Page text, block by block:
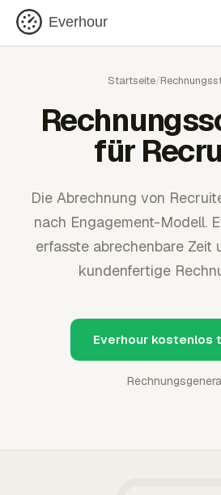
Everhour
Startseite/
für
Die Abrechnung von
nach Engagement-Modell.
erfasste abrechenbare Zeit
kundenfertige
Everhour kostenlos